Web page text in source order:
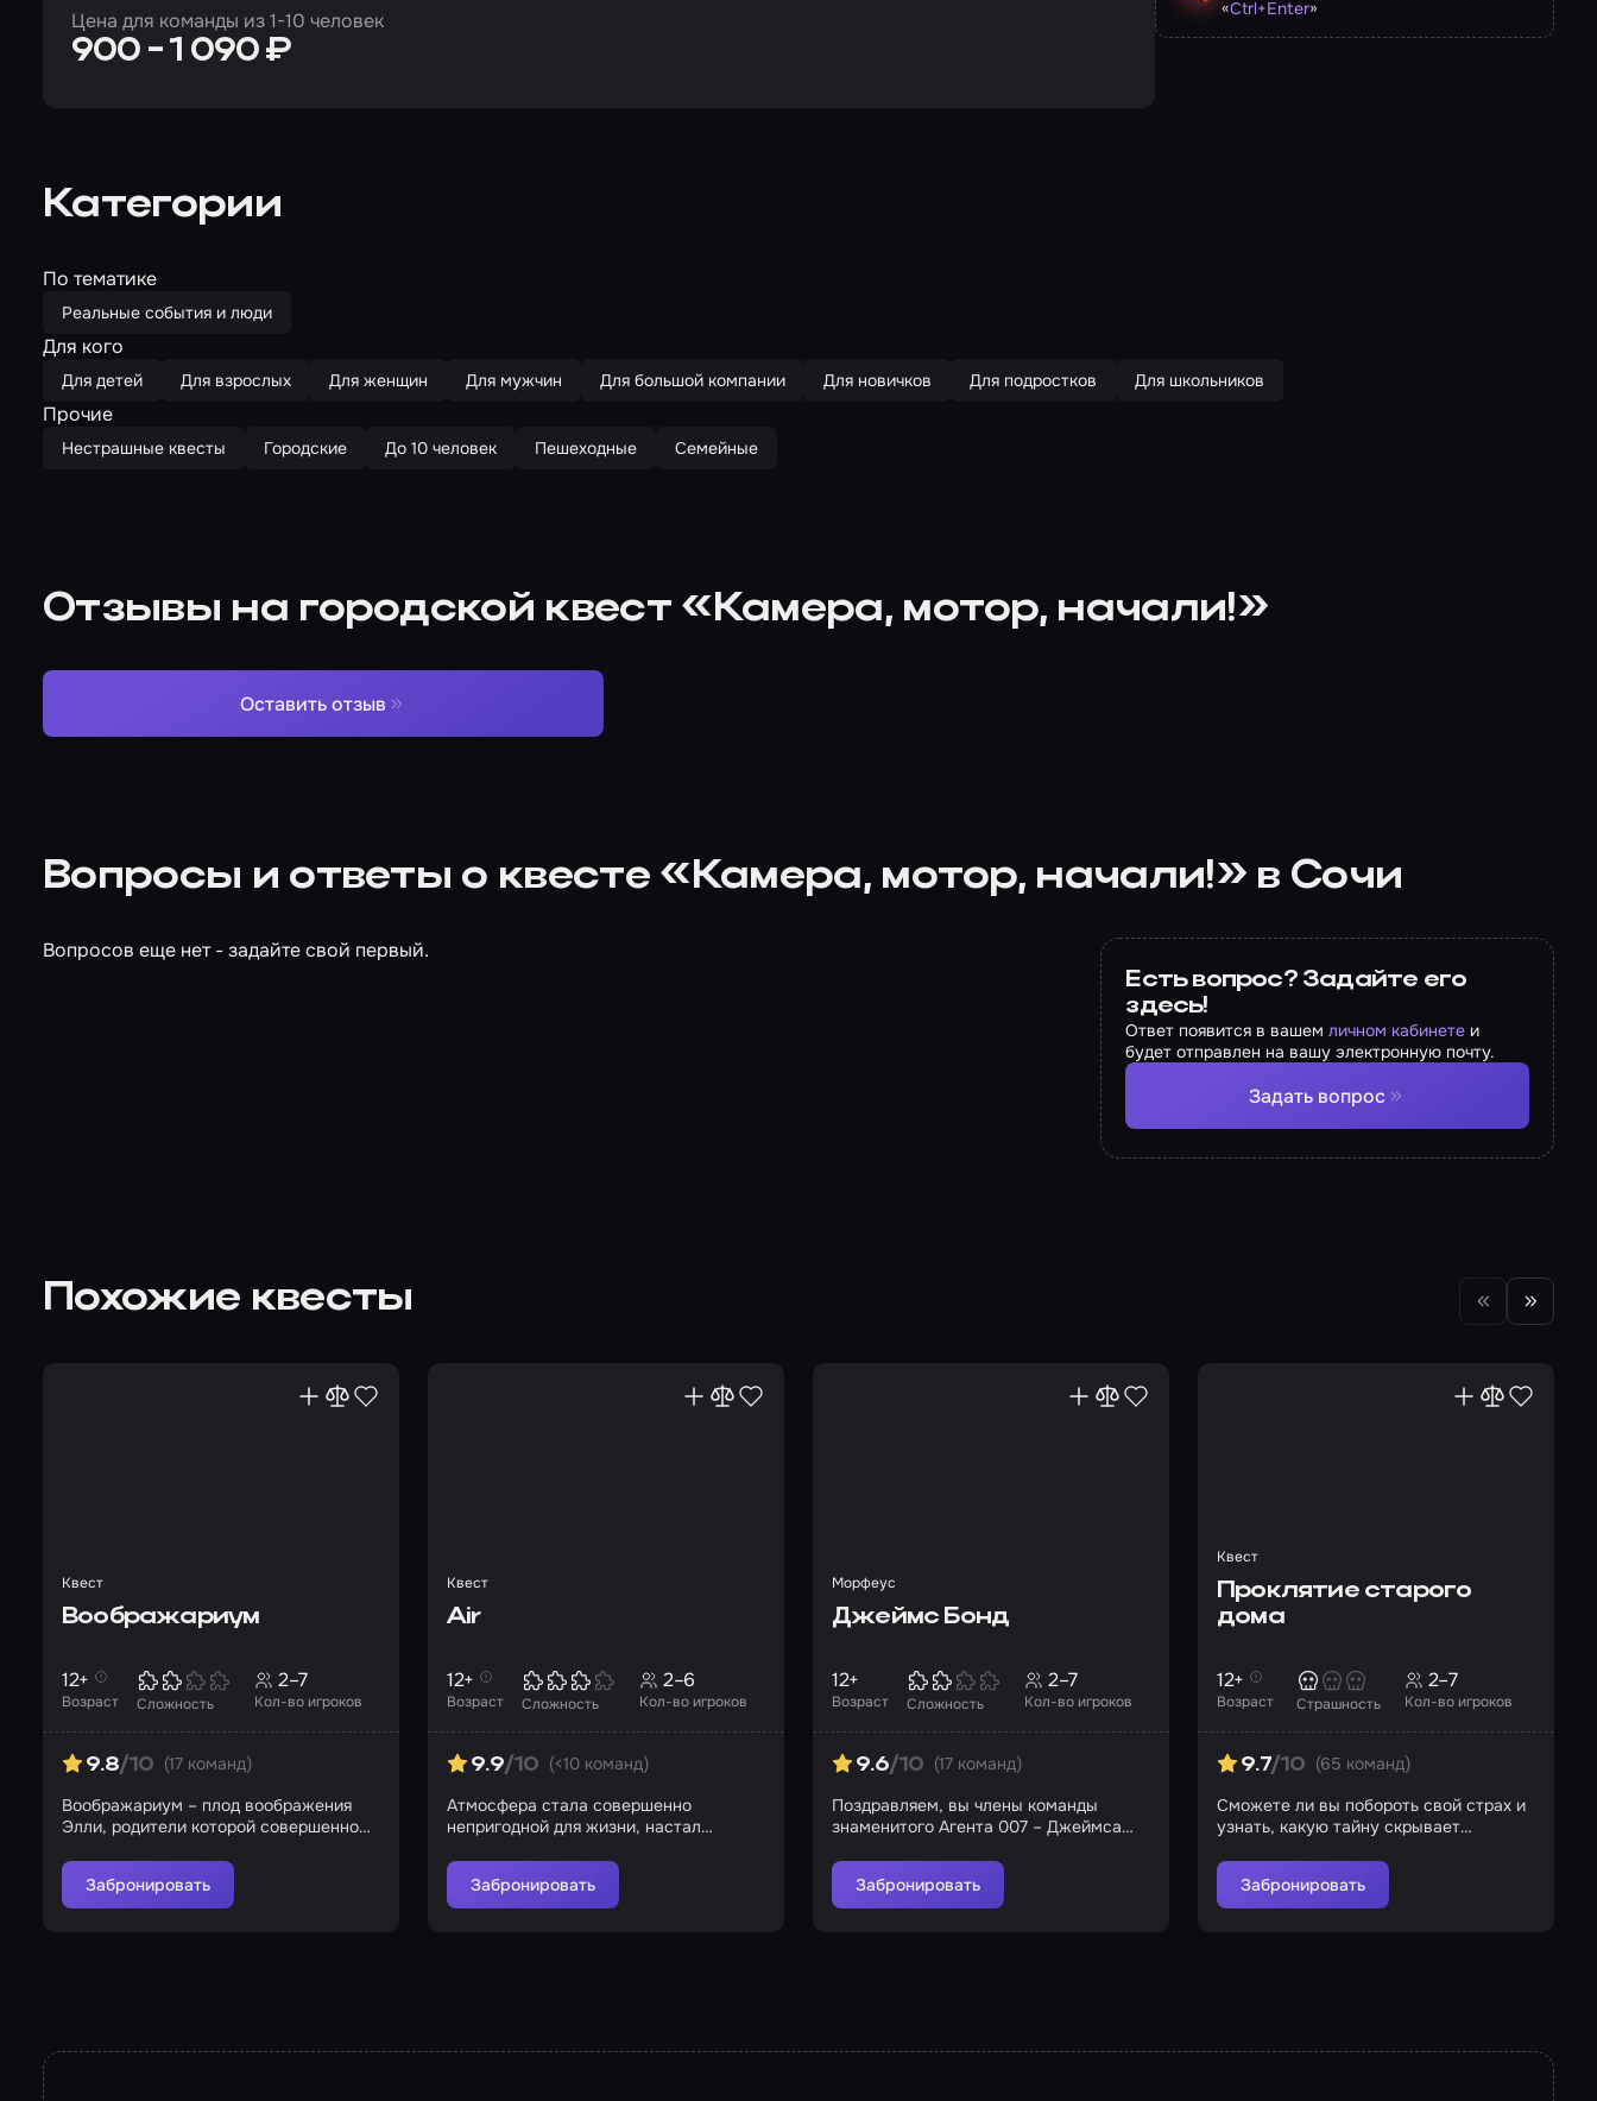
Цена для команды из 1-10 человек
900 - 1 090 ₽
«Ctrl+Enter»
Категории
По тематике
Реальные события и люди
Для кого
Для детей Для взрослых Для женщин Для мужчин Для большой компании Для новичков Для подростков Для школьников
Прочие
Нестрашные квесты Городские До 10 человек Пешеходные Семейные
Отзывы на городской квест «Камера, мотор, начали!»
Оставить отзыв
Вопросы и ответы о квесте «Камера, мотор, начали!» в Сочи
Вопросов еще нет - задайте свой первый.
Есть вопрос? Задайте его
здесь!
Ответ появится в вашемличном кабинете и
будет отправлен на вашу электронную почту.
Задать вопрос
Похожие квесты
Квест
Воображариум
Возраст
12+
Сложность Кол-во игроков
2–7
9.8/10 (17 команд)
Воображариум – плод воображения
Элли, родители которой совершенно
Забронировать
Квест
Air
Возраст
12+
Сложность Кол-во игроков
2–6
9.9/10 (<10 команд)
Атмосфера стала совершенно
непригодной для жизни, настал
Забронировать
Морфеус
Джеймс Бонд
Возраст
12+
Сложность Кол-во игроков
2–7
9.6/10 (17 команд)
Поздравляем, вы члены команды
знаменитого Агента 007 – Джеймса
Забронировать
Квест
Проклятие старого
дома
Возраст
12+
Страшность Кол-во игроков
2–7
9.7/10 (65 команд)
Сможете ли вы побороть свой страх и
узнать, какую тайну скрывает
Забронировать